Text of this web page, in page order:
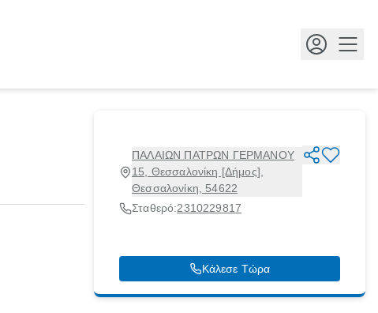
ΠΑΛΑΙΩΝ ΠΑΤΡΩΝ ΓΕΡΜΑΝΟΥ
15, Θεσσαλονίκη [Δήμος],
Θεσσαλονίκη, 54622
Σταθερό:2310229817
Κάλεσε Τώρα